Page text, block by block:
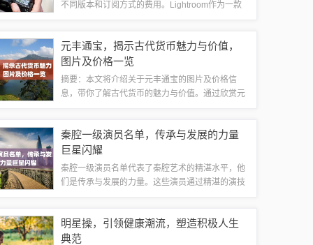
不同版本和订阅方式的费用。Lightroom作为一款
Lightroom的价格体系...
元丰通宝，揭示古代货币魅力与价值，
图片及价格一览
摘要：本文将介绍关于元丰通宝的图片及价格信
息，带你了解古代货币的魅力与价值。通过欣赏元
价格，帮助你更好地了解这一古代货币的收藏和...
秦腔一级演员名单，传承与发展的力量
巨星闪耀
秦腔一级演员名单代表了秦腔艺术的精湛水平，他
们是传承与发展的力量。这些演员通过精湛的演技
表演技艺，还不断创新和发展，为秦腔艺术注...
明星操，引领健康潮流，塑造积极人生
典范